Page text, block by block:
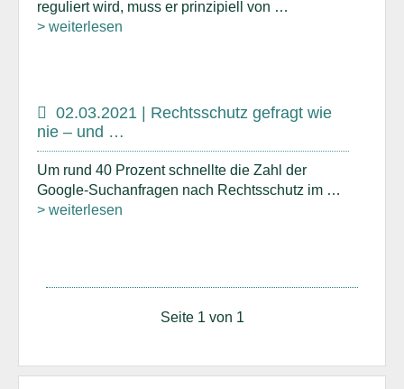
reguliert wird, muss er prinzipiell von …
> weiterlesen
02.03.2021 | Rechtsschutz gefragt wie
nie – und …
Um rund 40 Prozent schnellte die Zahl der
Google-Suchanfragen nach Rechtsschutz im …
> weiterlesen
Seite 1 von 1